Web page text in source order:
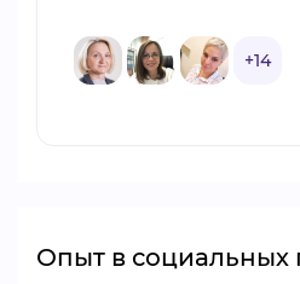
+14
Опыт в социальных